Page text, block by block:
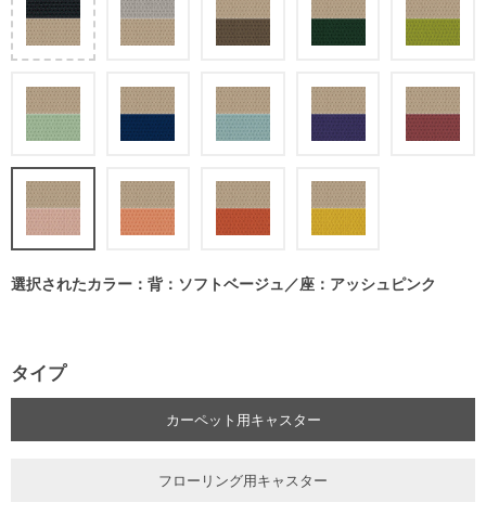
選択されたカラー：背：ソフトベージュ／座：アッシュピンク
タイプ
カーペット用キャスター
フローリング用キャスター